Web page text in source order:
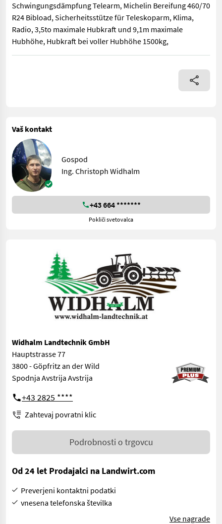
Schwingungsdämpfung Telearm, Michelin Bereifung 460/70
R24 Bibload, Sicherheitsstütze für Teleskoparm, Klima,
Radio, 3,5to maximale Hubkraft und 9,1m maximale
Hubhöhe, Hubkraft bei voller Hubhöhe 1500kg,
top Gebrauchtmaschine, Elite Ausführung mit 145PS,
Vaš kontakt
Gospod
Ing. Christoph Widhalm
+43 664 *******
Pokliči svetovalca
Widhalm Landtechnik GmbH
Hauptstrasse 77
3800 - Göpfritz an der Wild
Spodnja Avstrija Avstrija
+43 2825 ****
Zahtevaj povratni klic
Podrobnosti o trgovcu
Od 24 let Prodajalci na Landwirt.com
Preverjeni kontaktni podatki
vnesena telefonska številka
Vse nagrade